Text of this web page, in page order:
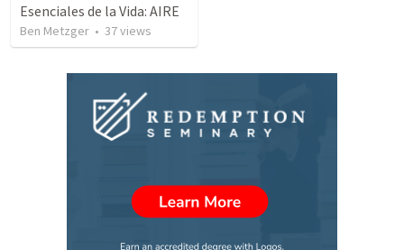
Esenciales de la Vida: AIRE
Ben Metzger • 37views